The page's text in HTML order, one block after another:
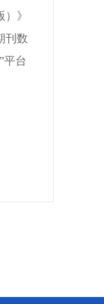
》
刊数
平台